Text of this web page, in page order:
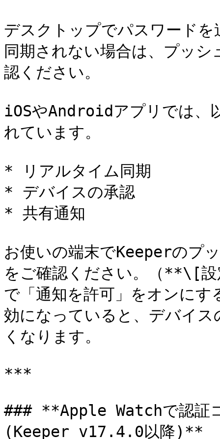
デスクトップでパスワード
同期されない場合は、プッ
認ください。
iOSやAndroidアプリでは、
れています。
* リアルタイム同期
* デバイスの承認
* 共有通知
お使いの端末でKeeperのプ
をご確認ください。（
で「通知を許可」をオンに
効になっていると、デバイ
くなります。
***
### **Apple Watchで認証
(Keeper v17.4.0以降)**